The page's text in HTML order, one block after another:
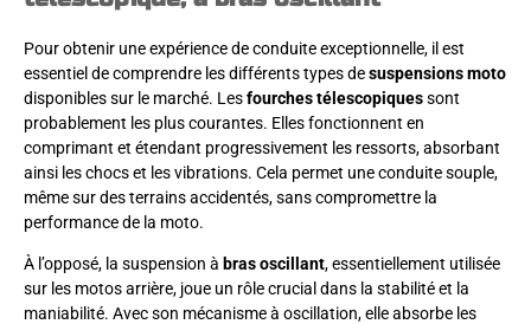
Pour obtenir une expérience de conduite exceptionnelle, il est
essentiel de comprendre les différents types desuspensions moto
disponibles sur le marché. Lesfourches télescopiquessont
probablement les plus courantes. Elles fonctionnent en
comprimant et étendant progressivement les ressorts, absorbant
ainsi les chocs et les vibrations. Cela permet une conduite souple,
même sur des terrains accidentés, sans compromettre la
performance de la moto.
À l’opposé, la suspension à bras oscillant, essentiellement utilisée
sur les motos arrière, joue un rôle crucial dans la stabilité et la
maniabilité. Avec son mécanisme à oscillation, elle absorbe les